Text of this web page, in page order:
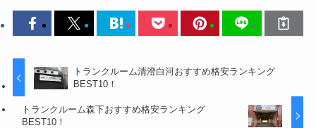
トランクルーム清澄白河おすすめ格安ランキング
BEST10！
トランクルーム森下おすすめ格安ランキング
BEST10！